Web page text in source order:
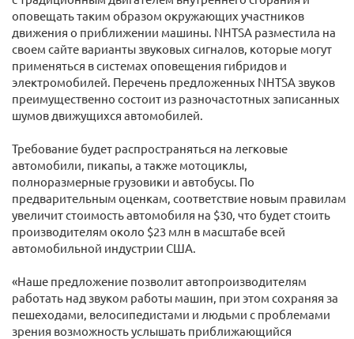
оповещать таким образом окружающих участников
движения о приближении машины. NHTSA разместила на
своем сайте варианты звуковых сигналов, которые могут
применяться в системах оповещения гибридов и
электромобилей. Перечень предложенных NHTSA звуков
преимущественно состоит из разночастотных записанных
шумов движущихся автомобилей.
Требование будет распространяться на легковые
автомобили, пикапы, а также мотоциклы,
полноразмерные грузовики и автобусы. По
предварительным оценкам, соответствие новым правилам
увеличит стоимость автомобиля на $30, что будет стоить
производителям около $23 млн в масштабе всей
автомобильной индустрии США.
«Наше предложение позволит автопроизводителям
работать над звуком работы машин, при этом сохраняя за
пешеходами, велосипедистами и людьми с проблемами
зрения возможность услышать приближающийся